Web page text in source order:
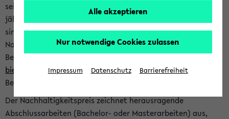
seit 2023 verleiht das Rektorat der Universität Bielefeld
jährlich den Nachhaltigkeitspreis für Abschlussarbeiten. Sie
sind herzlich eingeladen sich mit Ihrer Abschlussarbeit beim
Nachhaltigkeitsbüro zu bewerben. Bitte nutzen Sie für Ihre
Bewerbung dieses Formular<https://formulare.uni-
bielefeld.de/frontend-server/form/provide/913/>. Die
Bewerbungsfrist endet am 30.09.2026.
Der Nachhaltigkeitspreis zeichnet herausragende
Abschlussarbeiten (Bachelor- oder Masterarbeiten) aus,
Alle akzeptieren
Nur notwendige Cookies zulassen
Impressum Datenschutz Barrierefreiheit